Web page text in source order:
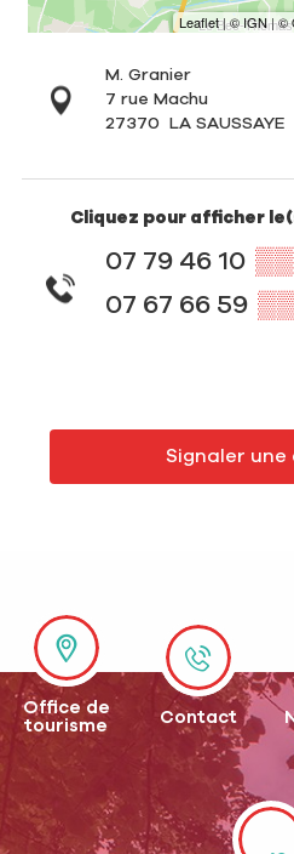
M. Granier
7 rue Machu
27370
LA SAUSSAYE
Cliquez pour afficher
07 79 46 10 ▒▒
07 67 66 59
Signaler une
Office de
tourisme
Contact